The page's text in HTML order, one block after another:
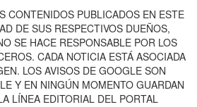
CONTENIDOS PUBLICADOS EN ESTE
DE SUS RESPECTIVOS DUEÑOS,
SE HACE RESPONSABLE POR LOS
CADA NOTICIA ESTÁ ASOCIADA
LOS AVISOS DE GOOGLE SON
Y EN NINGÚN MOMENTO GUARDAN
LÍNEA EDITORIAL DEL PORTAL